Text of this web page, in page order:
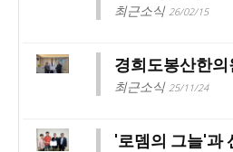
최근소식 26/02/15
경희도봉산한의
최근소식 25/11/24
'로뎀의 그늘'과